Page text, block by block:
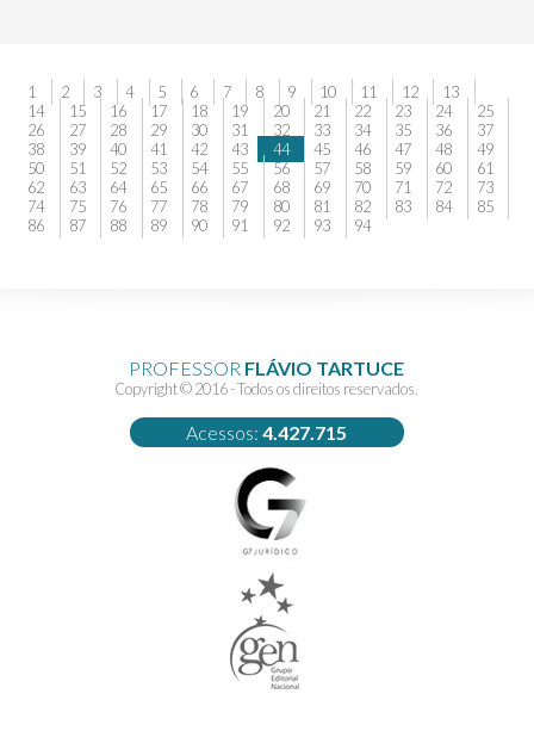
1 2 3 4 5 6 7 8 9 10 11 12
13
14
15 16 17 18 19 20 21 22 23 24
25
26
27 28 29 30 31 32 33 34 35 36
37
38
39 40 41 42 43 44 45 46 47 48
49
50
51 52 53 54 55 56 57 58 59 60
61
62
63 64 65 66 67 68 69 70 71 72
73
74
75 76 77 78 79 80 81 82 83 84
85
86
87 88 89 90 91 92 93 94
PROFESSOR FLÁVIO TARTUCE
Copyright © 2016 - Todos os direitos reservados.
Acessos:4.427.715